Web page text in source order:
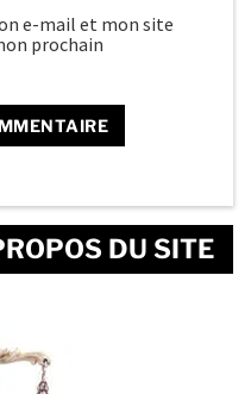
e-mail et mon site
prochain
DU SITE